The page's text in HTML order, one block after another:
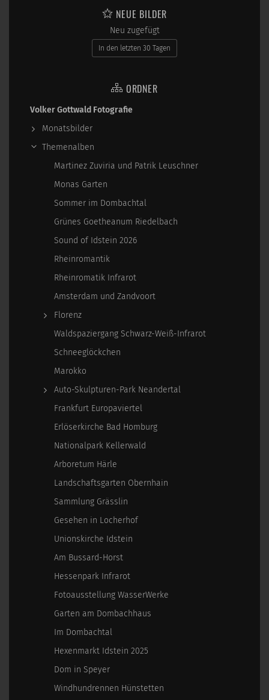
NEUE BILDER
Neu zugefügt
In den letzten 30 Tagen
ORDNER
Volker Gottwald Fotografie
Monatsbilder
Themenalben
Martinez Zuviria und Patrik Leuschner
Monas Garten
Sommer im Dombachtal
Grünes Goetheanum Riedelbach
Sound of Idstein 2026
Rheinromantik
Rheinromatik Infrarot
Amsterdam und Zandvoort
Florenz
Waldspaziergang Schwarz-Weiß-Infrarot
Schneeglöckchen
Marokko
Auto-Skulpturen-Park Neandertal
Frankfurt Europaviertel
Erlöserkirche Bad Homburg
Nationalpark Kellerwald
Arboretum Härle
Landschaftsgarten Obernhain
Sammlung Grässlin
Gesehen in Locherhof
Unionskirche Idstein
Am Bussard-Horst
Hessenpark Infrarot
Fotoausstellung WasserWerke
Garten am Dombachhaus
Im Dombachtal
Hexenmarkt Idstein 2025
Dom in Speyer
Windhundrennen Hünstetten